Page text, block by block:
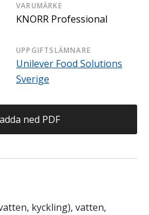
VARUMÄRKE
KNORR Professional
UPPGIFTSLÄMNARE
Unilever Food Solutions
Sverige
ned PDF
kyckling), vatten,